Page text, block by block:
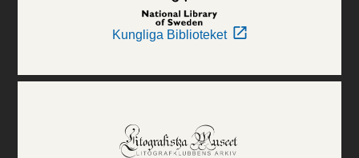
Kungliga Biblioteket